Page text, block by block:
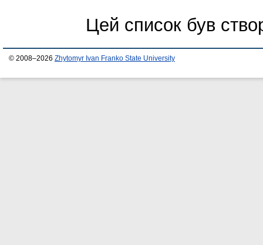
Цей список був
© 2008–2026 Zhytomyr Ivan Franko State University